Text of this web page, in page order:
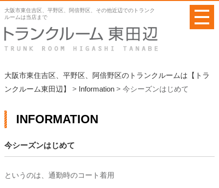
大阪市東住吉区、平野区、阿倍野区、その他近辺でのトランク
ルームは当店まで
大阪市東住吉区、平野区、阿倍野区のトランクルームは【トラ
ンクルーム東田辺】
> Information> 今シーズンはじめて
メ
ニ
ュ
ー
INFORMATION
今シーズンはじめて
というのは、通勤時のコート着用